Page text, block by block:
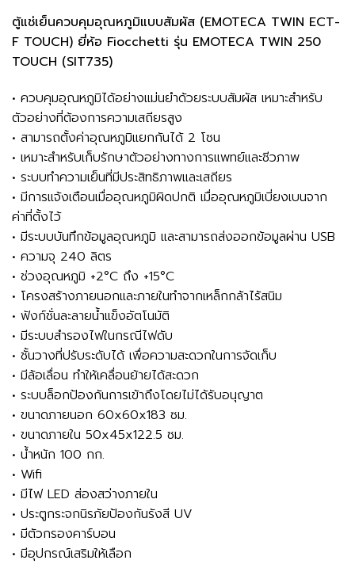
ตู้แช่เย็นควบคุมอุณหภูมิแบบสัมผัส (EMOTECA TWIN ECT-
F TOUCH) ยี่ห้อ Fiocchetti รุ่น EMOTECA TWIN 250
TOUCH (SIT735)
• ควบคุมอุณหภูมิได้อย่างแม่นยำด้วยระบบสัมผัส เหมาะสำหรับ
ตัวอย่างที่ต้องการความเสถียรสูง
• สามารถตั้งค่าอุณหภูมิแยกกันได้ 2 โซน
• เหมาะสำหรับเก็บรักษาตัวอย่างทางการแพทย์และชีวภาพ
• ระบบทำความเย็นที่มีประสิทธิภาพและเสถียร
• มีการแจ้งเตือนเมื่ออุณหภูมิผิดปกติ เมื่ออุณหภูมิเบี่ยงเบนจาก
ค่าที่ตั้งไว้
• มีระบบบันทึกข้อมูลอุณหภูมิ และสามารถส่งออกข้อมูลผ่าน USB
• ความจุ 240 ลิตร
• ช่วงอุณหภูมิ +2°C ถึง +15°C
• โครงสร้างภายนอกและภายในทำจากเหล็กกล้าไร้สนิม
• ฟังก์ชั่นละลายน้ำแข็งอัตโนมัติ
• มีระบบสำรองไฟในกรณีไฟดับ
• ชั้นวางที่ปรับระดับได้ เพื่อความสะดวกในการจัดเก็บ
• มีล้อเลื่อน ทำให้เคลื่อนย้ายได้สะดวก
• ระบบล็อกป้องกันการเข้าถึงโดยไม่ได้รับอนุญาต
• ขนาดภายนอก 60x60x183 ซม.
• ขนาดภายใน 50x45x122.5 ซม.
• น้ำหนัก 100 กก.
• Wifi
• มีไฟ LED ส่องสว่างภายใน
• ประตูกระจกนิรภัยป้องกันรังสี UV
• มีตัวกรองคาร์บอน
• มีอุปกรณ์เสริมให้เลือก